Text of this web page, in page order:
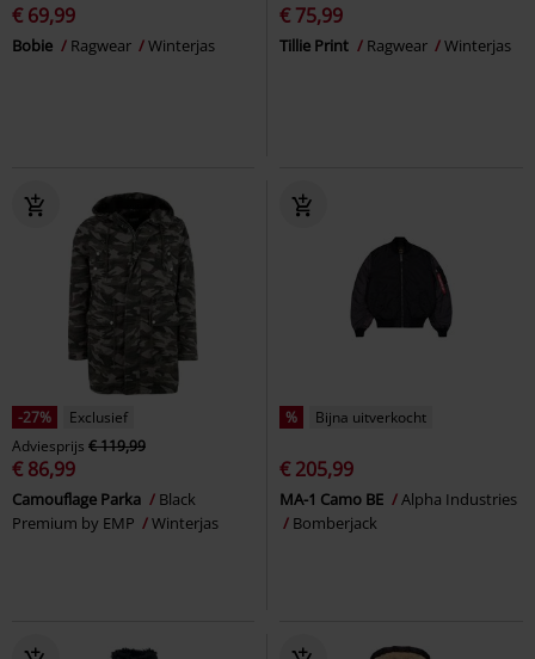
€ 69,99
Bobie Ragwear Winterjas
€ 75,99
Tillie Print Ragwear Winterjas
-27%
Exclusief
Adviesprijs € 119,99
€ 86,99
Camouflage Parka
Black
Premium by EMP
Winterjas
% Bijna uitverkocht
€ 205,99
MA-1 Camo BE
Alpha Industries
Bomberjack